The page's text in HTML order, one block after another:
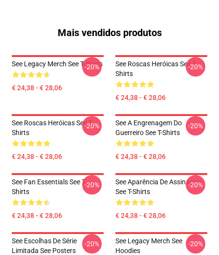
Mais vendidos produtos
See Legacy Merch See T-Shirts
€ 24,38 - € 28,06
-20%
See Roscas Heróicas See T-
Shirts
€ 24,38 - € 28,06
-20%
See Roscas Heróicas See T-
Shirts
€ 24,38 - € 28,06
-20%
See A Engrenagem Do
Guerreiro See T-Shirts
€ 24,38 - € 28,06
-20%
See Fan Essentials See T-
Shirts
€ 24,38 - € 28,06
-20%
See Aparência De Assinatura
See T-Shirts
€ 24,38 - € 28,06
-20%
See Escolhas De Série
Limitada See Posters
-20%
See Legacy Merch See
Hoodies
-20%